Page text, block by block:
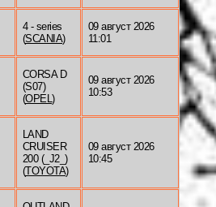
4 - series
(SCANIA)
09 август 2026
11:01
CORSA D
(S07)
(OPEL)
09 август 2026
10:53
LAND
CRUISER
200 (_J2_)
(TOYOTA)
09 август 2026
10:45